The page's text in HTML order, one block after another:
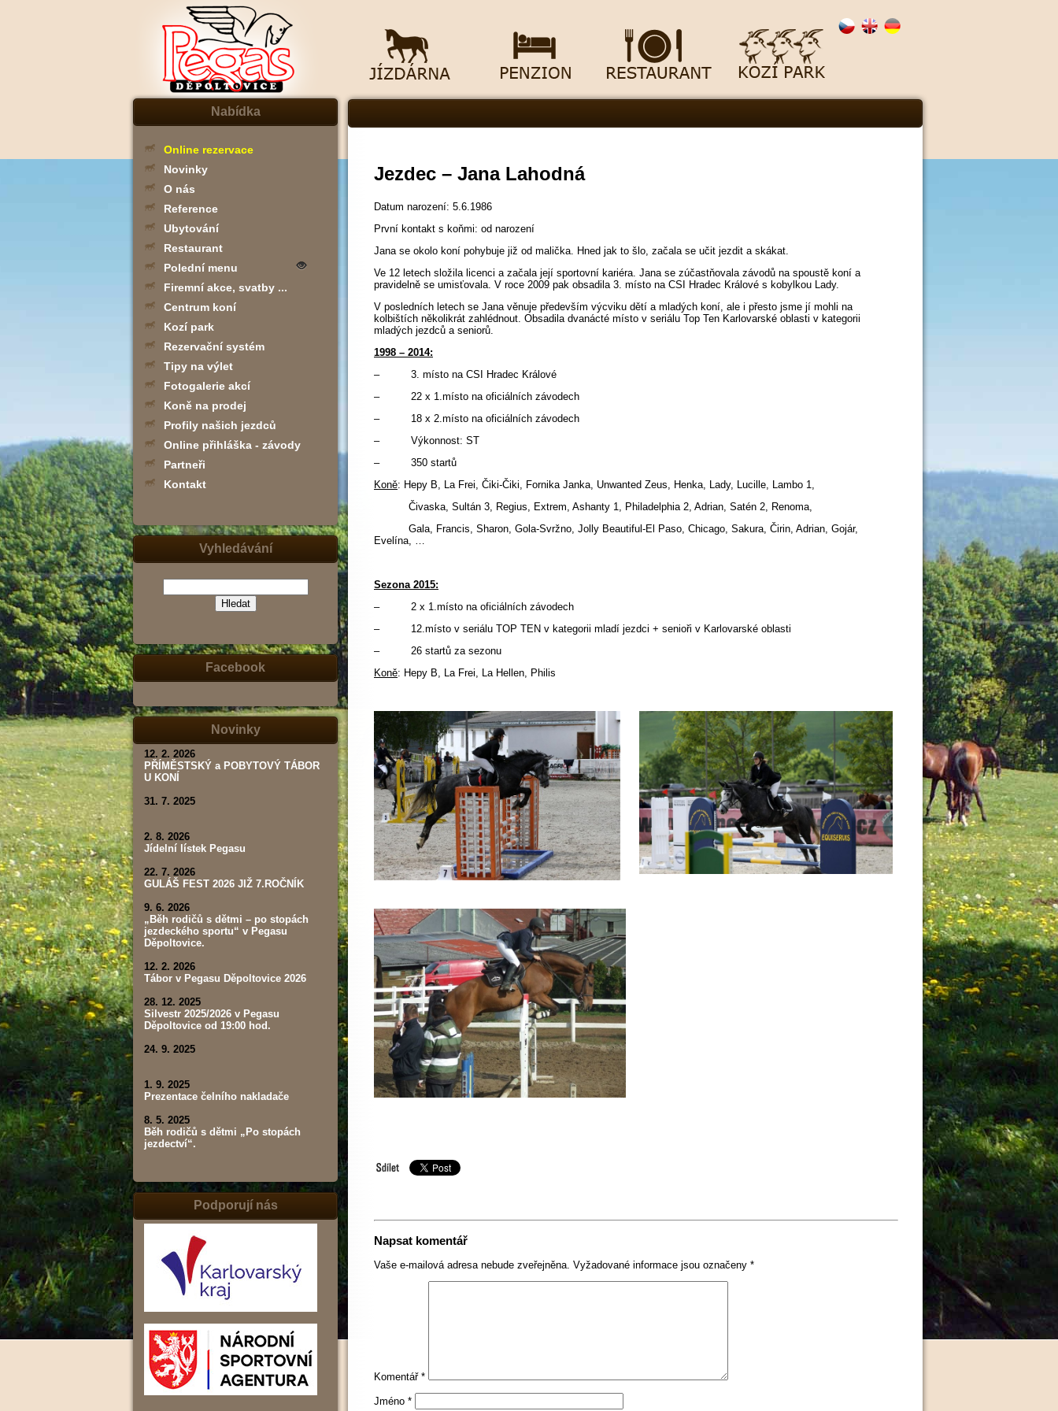
Nabídka
Online rezervace
Novinky
O nás
Reference
Ubytování
Restaurant
Polední menu
Firemní akce, svatby ...
Centrum koní
Kozí park
Rezervační systém
Tipy na výlet
Fotogalerie akcí
Koně na prodej
Profily našich jezdců
Online přihláška - závody
Partneři
Kontakt
Vyhledávání
jeho
část
spojení
tábor,
Facebook
Novinky
12. 2. 2026
PŘÍMĚSTSKÝ a POBYTOVÝ TÁBOR
U KONÍ
31. 7. 2025
2. 8. 2026
Jídelní lístek Pegasu
22. 7. 2026
GULÁŠ FEST 2026 JIŽ 7.ROČNÍK
9. 6. 2026
„Běh rodičů s dětmi – po stopách
jezdeckého sportu“ v Pegasu
Děpoltovice.
12. 2. 2026
Tábor v Pegasu Děpoltovice 2026
28. 12. 2025
Silvestr 2025/2026 v Pegasu
Děpoltovice od 19:00 hod.
24. 9. 2025
1. 9. 2025
Prezentace čelního nakladače
8. 5. 2025
Běh rodičů s dětmi „Po stopách
jezdectví“.
Podporují nás
Jezdec – Jana Lahodná
Datum narození: 5.6.1986
První kontakt s koňmi: od narození
Jana se okolo koní pohybuje již od malička. Hned jak to šlo, začala se učit jezdit a skákat.
Ve 12 letech složila licenci a začala její sportovní kariéra. Jana se zúčastňovala závodů na spoustě koní a
pravidelně se umisťovala. V roce 2009 pak obsadila 3. místo na CSI Hradec Králové s kobylkou Lady.
V posledních letech se Jana věnuje především výcviku dětí a mladých koní, ale i přesto jsme jí mohli na
kolbištích několikrát zahlédnout. Obsadila dvanácté místo v seriálu Top Ten Karlovarské oblasti v kategorii
mladých jezdců a seniorů.
1998 – 2014:
– 3. místo na CSI Hradec Králové
– 22 x 1.místo na oficiálních závodech
– 18 x 2.místo na oficiálních závodech
– Výkonnost: ST
– 350 startů
Koně: Hepy B, La Frei, Čiki-Čiki, Fornika Janka, Unwanted Zeus, Henka, Lady, Lucille, Lambo 1,
Čivaska, Sultán 3, Regius, Extrem, Ashanty 1, Philadelphia 2, Adrian, Satén 2, Renoma,
Gala, Francis, Sharon, Gola-Svržno, Jolly Beautiful-El Paso, Chicago, Sakura, Čirin, Adrian, Gojár,
Evelína, …
Sezona 2015:
– 2 x 1.místo na oficiálních závodech
– 12.místo v seriálu TOP TEN v kategorii mladí jezdci + senioři v Karlovarské oblasti
– 26 startů za sezonu
Koně: Hepy B, La Frei, La Hellen, Philis
Napsat komentář
Vaše e-mailová adresa nebude zveřejněna. Vyžadované informace jsou označeny *
Komentář *
Jméno *